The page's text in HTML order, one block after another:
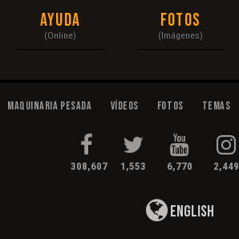
Ayuda
(Online)
Fotos
(Imágenes)
Maquinaria Pesada Vídeos Fotos Temas
308,607 1,553 6,770 2,449
English